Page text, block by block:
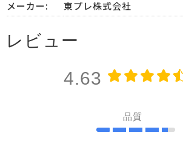
メーカー: 東プレ株式会社
レビュー
4.63
品質